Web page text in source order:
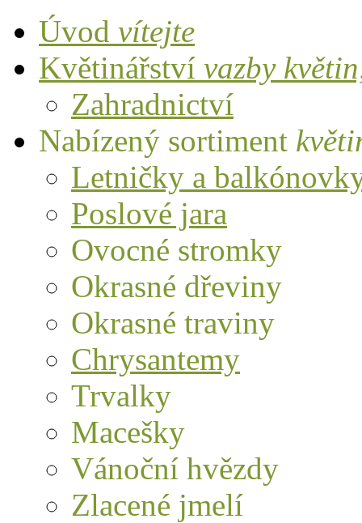
Úvod vítejte
Květinářství vazby
Zahradnictví
Nabízený sortiment
Letničky a
Poslové jara
Ovocné stromky
Okrasné dřeviny
Okrasné traviny
Chrysantemy
Trvalky
Macešky
Vánoční hvězdy
Zlacené jmelí